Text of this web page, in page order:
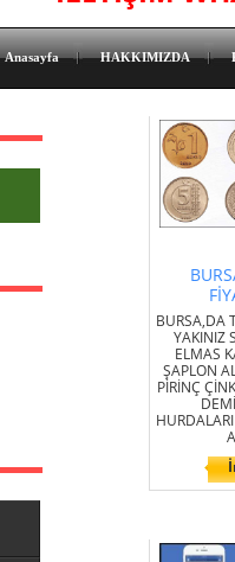
Anasayfa HAKKIMIZDA
BURSA,DA
YAKINIZ
ELMAS
ŞAPLON
PİRİNÇ